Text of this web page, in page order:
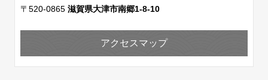
〒520-0865 滋賀県大津市南郷1-8-10
アクセスマップ